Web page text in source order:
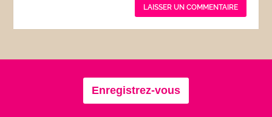
Enregistrez-vous